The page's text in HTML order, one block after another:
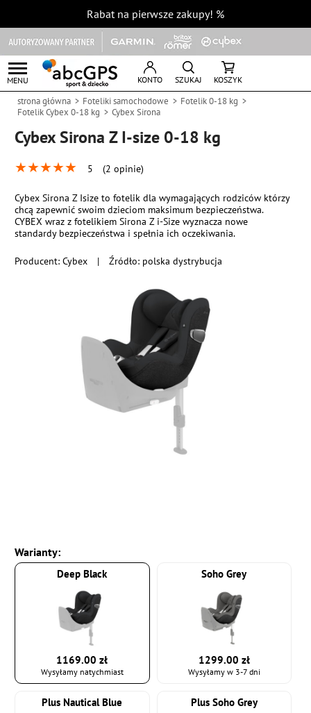
Rabat na pierwsze zakupy! %
MENU KONTO SZUKAJ KOSZYK
strona główna Foteliki samochodowe
Fotelik 0-18 kg
Fotelik Cybex 0-18 kg
Cybex Sirona
Cybex Sirona Z I-size 0-18 kg
★★★★★ 5 (2 opinie)
Producent:Cybex | Źródło: polska dystrybucja
Cybex Sirona Z Isize to fotelik dla wymagających rodziców którzy
chcą zapewnić swoim dzieciom maksimum bezpieczeństwa.
CYBEX wraz z fotelikiem Sirona Z i-Size wyznacza nowe
standardy bezpieczeństwa i spełnia ich oczekiwania.
Warianty:
Deep Black
1169.00 zł
Wysyłamy natychmiast
Soho Grey
1299.00 zł
Wysyłamy w 3-7 dni
Plus Nautical Blue Plus Soho Grey